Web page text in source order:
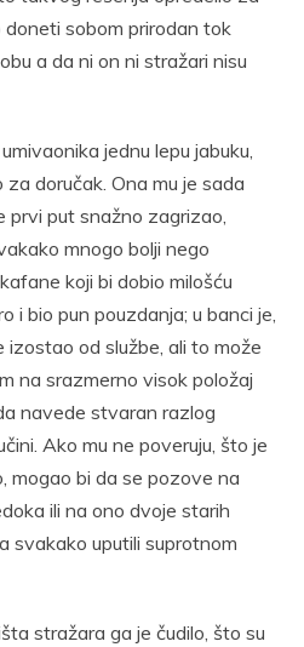
sobom prirodan tok
a da ni on ni stražari nisu
jednu lepu jabuku,
doručak. Ona mu je sada
prvi put snažno zagrizao,
mnogo bolji nego
koji bi dobio milošću
i bio pun pouzdanja; u banci je,
izostao od službe, ali to može
na srazmerno visok položaj
navede stvaran razlog
Ako mu ne poveruju, što je
mogao bi da se pozove na
ili na ono dvoje starih
svakako uputili suprotnom
stražara ga je čudilo, što su